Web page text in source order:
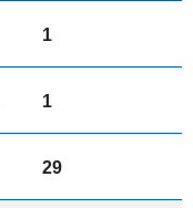
1
1
29